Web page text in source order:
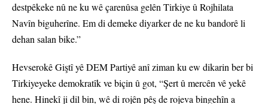
destpêkeke nû ne ku wê çarenûsa gelên Tirkiye û Rojhilata
Navîn biguherîne. Em di demeke diyarker de ne ku bandorê li
dehan salan bike.”
Hevserokê Giştî yê DEM Partiyê anî ziman ku ew dikarin ber bi
Tirkiyeyeke demokratîk ve biçin û got, “Şert û mercên vê yekê
hene. Hinekî ji dil bin, wê di rojên pêş de rojeva bingehîn a